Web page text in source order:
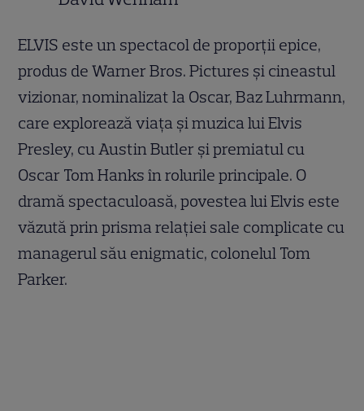
ELVIS este un spectacol de proporţii epice,
produs de Warner Bros. Pictures şi cineastul
vizionar, nominalizat la Oscar, Baz Luhrmann,
care explorează viaţa şi muzica lui Elvis
Presley, cu Austin Butler şi premiatul cu
Oscar Tom Hanks în rolurile principale. O
dramă spectaculoasă, povestea lui Elvis este
văzută prin prisma relaţiei sale complicate cu
managerul său enigmatic, colonelul Tom
Parker.